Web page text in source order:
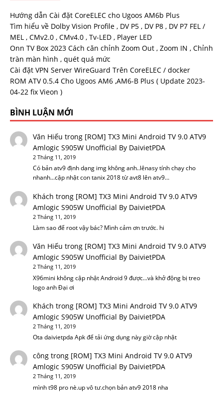
Hướng dẫn Cài đặt CoreELEC cho Ugoos AM6b Plus
Tìm hiểu về Dolby Vision Profile , DV P5 , DV P8 , DV P7 FEL /
MEL , CMv2.0 , CMv4.0 , Tv-LED , Player LED
Onn TV Box 2023 Cách căn chỉnh Zoom Out , Zoom IN , Chỉnh
tràn màn hình , quét quá mức
Cài đặt VPN Server WireGuard Trên CoreELEC / docker
ROM ATV 0.5.4 Cho Ugoos AM6 ,AM6-B Plus ( Update 2023-
04-22 fix Vieon )
BÌNH LUẬN MỚI
Văn Hiếu trong [ROM] TX3 Mini Android TV 9.0 ATV9
Amlogic S905W Unofficial By DaivietPDA
2 Tháng 11, 2019
Có bản atv9 định dạng img không anh..lênasy tính chạy cho
nhanh...cập nhật con tanix 2018 từ avt8 lên atv9…
Khách trong [ROM] TX3 Mini Android TV 9.0 ATV9
Amlogic S905W Unofficial By DaivietPDA
2 Tháng 11, 2019
Làm sao để root vậy bác? Mình cảm ơn trước. hi
Văn Hiếu trong [ROM] TX3 Mini Android TV 9.0 ATV9
Amlogic S905W Unofficial By DaivietPDA
2 Tháng 11, 2019
X96mini không cập nhật Android 9 được...và khở động bị treo
logo anh Đại ơi
Khách trong [ROM] TX3 Mini Android TV 9.0 ATV9
Amlogic S905W Unofficial By DaivietPDA
2 Tháng 11, 2019
Ota daivietpda Apk để tải ứng dụng này giờ cập nhật
côngtrong [ROM] TX3 Mini Android TV 9.0 ATV9
Amlogic S905W Unofficial By DaivietPDA
2 Tháng 11, 2019
mình t98 pro nè.up vô tư.chọn bản atv9 2018 nha